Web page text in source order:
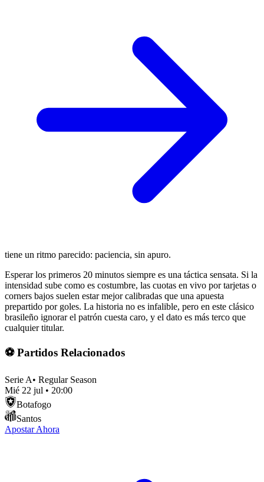
tiene un ritmo parecido: paciencia, sin apuro.
Esperar los primeros 20 minutos siempre es una táctica sensata. Si la
intensidad sube como es costumbre, las cuotas en vivo por tarjetas o
corners bajos suelen estar mejor calibradas que una apuesta
prepartido por goles. La historia no es infalible, pero en este clásico
brasileño ignorar el patrón cuesta caro, y el dato es más terco que
cualquier titular.
⚽ Partidos Relacionados
Serie A• Regular Season
Mié 22 jul • 20:00
Botafogo
Santos
Apostar Ahora